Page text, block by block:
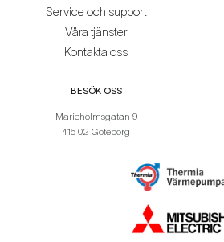
Service och support
Våra tjänster
Kontakta oss
BESÖK OSS
Marieholmsgatan 9
415 02 Göteborg